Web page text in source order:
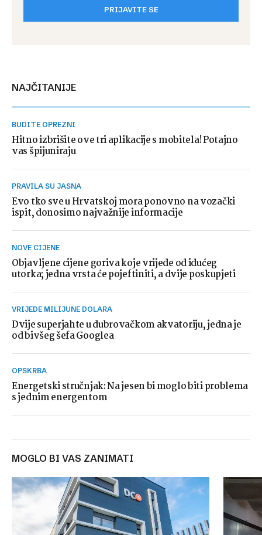
PRIJAVITE SE
NAJČITANIJE
BUDITE OPREZNI
Hitno izbrišite ove tri aplikacije s mobitela! Potajno
vas špijuniraju
PRAVILA SU JASNA
Evo tko sve u Hrvatskoj mora ponovno na vozački
ispit, donosimo najvažnije informacije
NOVE CIJENE
Objavljene cijene goriva koje vrijede od idućeg
utorka; jedna vrsta će pojeftiniti, a dvije poskupjeti
VRIJEDE MILIJUNE DOLARA
Dvije superjahte u dubrovačkom akvatoriju, jedna je
od bivšeg šefa Googlea
OPSKRBA
Energetski stručnjak: Na jesen bi moglo biti problema
s jednim energentom
MOGLO BI VAS ZANIMATI